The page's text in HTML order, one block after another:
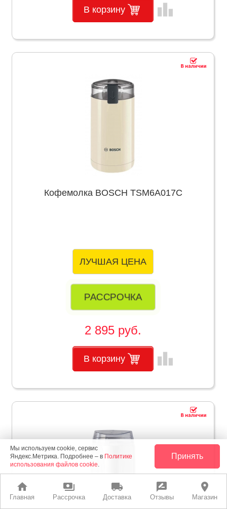
home
Главная
payments
Рассрочка
local_shipping
Доставка
rate_review
Отзывы
place
Магазин
В корзину leaderboard
Кофемолка BOSCH TSM6A017C
ЛУЧШАЯ ЦЕНА
РАССРОЧКА
2 895 руб.
В корзину leaderboard
Мы используем cookie, сервис
Яндекс.Метрика. Подробнее – в Политике
использования файлов cookie.
Принять